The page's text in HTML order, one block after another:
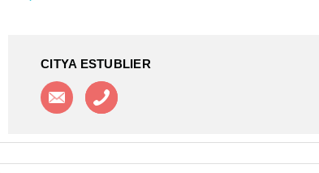
CITYA ESTUBLIER
Contacter l'agence